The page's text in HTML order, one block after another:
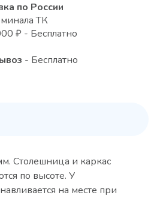
по России
ТК
₽ - Бесплатно
- Бесплатно
Столешница и каркас
по высоте. У
на месте при